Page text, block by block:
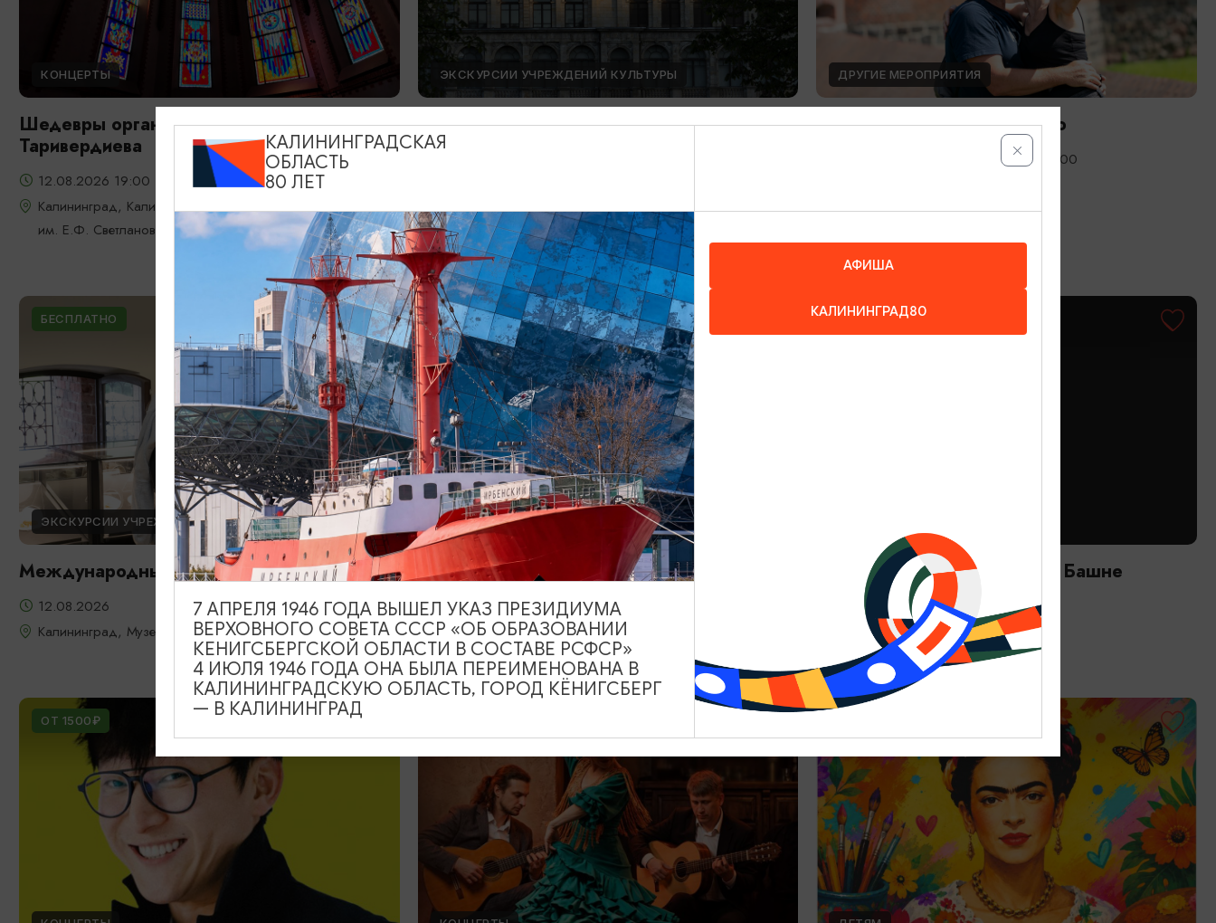
КОНЦЕРТЫ
Шедевры органной музыки: от Баха до
Таривердиева
12.08.2026 19:00
Калининград, Калининградская областная филармония
им. Е.Ф. Светланова
ЭКСКУРСИИ УЧРЕЖДЕНИЙ КУЛЬТУРЫ
День Башенных часов
изобразительных искусств
ДРУГИЕ МЕРОПРИЯТИЯ
Международный день фото
12.08.2026 - 19.08.2026, 10:00-19:00
БЕСПЛАТНО
ЭКСКУРСИИ УЧРЕЖДЕНИЙ КУЛЬТУРЫ
Международный день молодежи
12.08.2026
Калининград, Музей янтаря
ОТ 1500₽
СПЕКТАКЛИ
Любовь и голуби
12.08.2026 19:00
Светлогорск, Театр эстрады «Янтарь-холл»
ОТ 1500₽
Астрономический вечер на Башне
12.08.2026 20:00
Зеленоградск, Мурариум
ОТ 1500₽
КАЛИНИНГРАДСКАЯ
ОБЛАСТЬ
80 ЛЕТ
АФИША
КАЛИНИНГРАД80
7 АПРЕЛЯ 1946 ГОДА ВЫШЕЛ УКАЗ ПРЕЗИДИУМА
ВЕРХОВНОГО СОВЕТА СССР «ОБ ОБРАЗОВАНИИ
КЕНИГСБЕРГСКОЙ ОБЛАСТИ В СОСТАВЕ РСФСР»
4 ИЮЛЯ 1946 ГОДА ОНА БЫЛА ПЕРЕИМЕНОВАНА В
КАЛИНИНГРАДСКУЮ ОБЛАСТЬ, ГОРОД КЁНИГСБЕРГ
— В КАЛИНИНГРАД